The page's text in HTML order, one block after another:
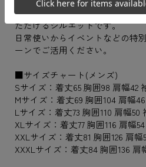
スタンダードなスタイリングで
ただけるシルエットです。
日常使いからイベントなどの特
ーンでご活用ください。
■サイズチャート(メンズ)
Sサイズ：着丈65 胸囲98 肩幅42
Mサイズ：着丈69 胸囲104 肩幅
Lサイズ：着丈73 胸囲110 肩幅50
XLサイズ：着丈77 胸囲116 肩幅
XXLサイズ：着丈81 胸囲126 肩幅
XXXLサイズ：着丈84 胸囲136 肩